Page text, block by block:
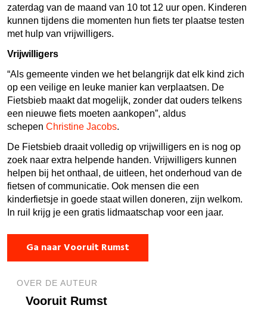
zaterdag van de maand van 10 tot 12 uur open. Kinderen
kunnen tijdens die momenten hun fiets ter plaatse testen
met hulp van vrijwilligers.
Vrijwilligers
“Als gemeente vinden we het belangrijk dat elk kind zich
op een veilige en leuke manier kan verplaatsen. De
Fietsbieb maakt dat mogelijk, zonder dat ouders telkens
een nieuwe fiets moeten aankopen”, aldus
schepen Christine Jacobs.
De Fietsbieb draait volledig op vrijwilligers en is nog op
zoek naar extra helpende handen. Vrijwilligers kunnen
helpen bij het onthaal, de uitleen, het onderhoud van de
fietsen of communicatie. Ook mensen die een
kinderfietsje in goede staat willen doneren, zijn welkom.
In ruil krijg je een gratis lidmaatschap voor een jaar.
Ga naar Vooruit Rumst
OVER DE AUTEUR
Vooruit Rumst